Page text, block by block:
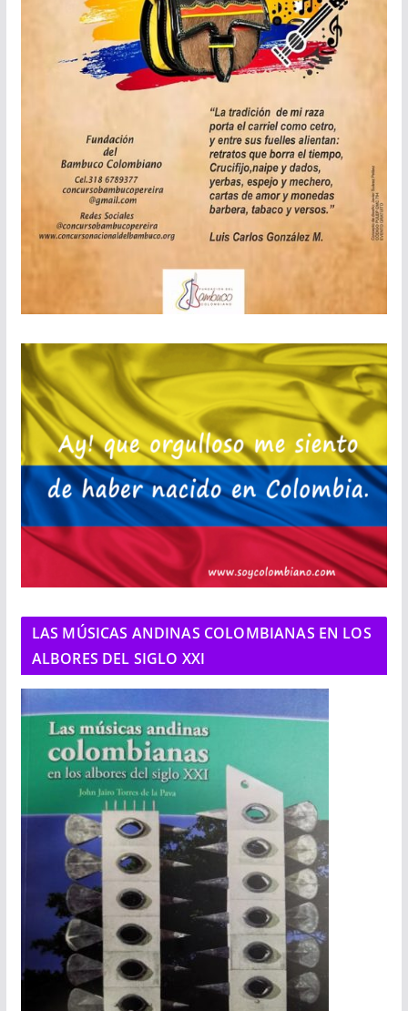
LAS MÚSICAS ANDINAS COLOMBIANAS EN LOS
ALBORES DEL SIGLO XXI